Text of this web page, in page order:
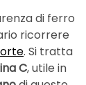
di ferro
ricorrere
. Si tratta
C, utile in